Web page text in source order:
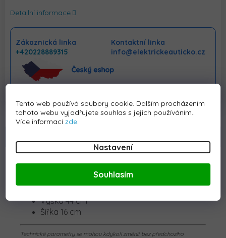
Tento web používá soubory cookie. Dalším procházením
tohoto webu vyjadřujete souhlas s jejich používáním..
Více informacízde.
Nastavení
Souhlasím
Detailní informace
Zákaznická linka
+420228889315
Kontaktní linka
info@elektrickeauticko.cz
Detailní popis produktu
Výška 44 cm
Šířka 16 cm
Technické parametry se mohou kdykoli změnit bez předchozího